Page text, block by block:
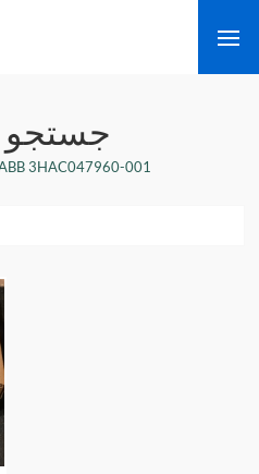
3HAC047960-001